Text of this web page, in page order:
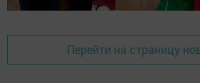
Перейти на страницу